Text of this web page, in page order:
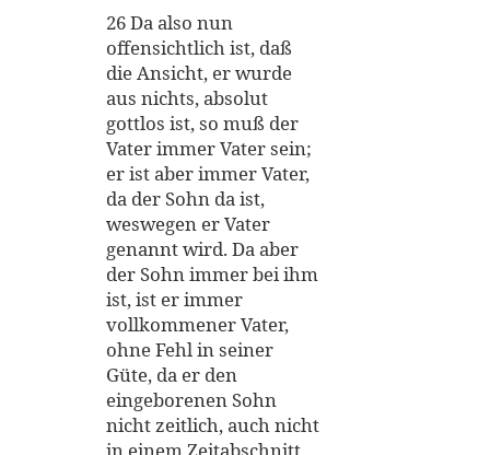
26 Da also nun
offensichtlich ist, daß
die Ansicht, er wurde
aus nichts, absolut
gottlos ist, so muß der
Vater immer Vater sein;
er ist aber immer Vater,
da der Sohn da ist,
weswegen er Vater
genannt wird. Da aber
der Sohn immer bei ihm
ist, ist er immer
vollkommener Vater,
ohne Fehl in seiner
Güte, da er den
eingeborenen Sohn
nicht zeitlich, auch nicht